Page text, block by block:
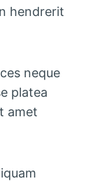
hendrerit
neque
platea
amet